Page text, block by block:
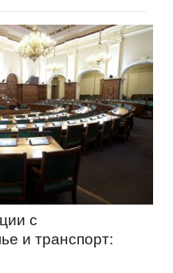
с
и транспорт: